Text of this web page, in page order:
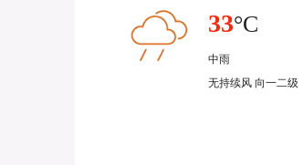
33°C
中雨
无持续风 向一二级